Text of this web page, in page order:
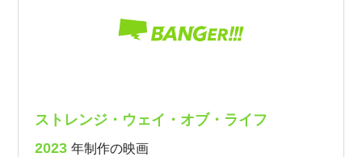
ストレンジ・ウェイ・オブ・ライフ
2023年制作の映画